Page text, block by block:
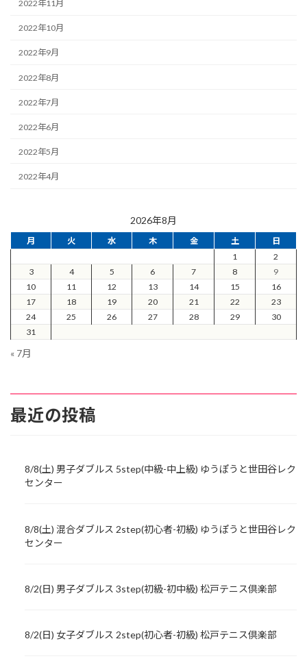
2022年11月
2022年10月
2022年9月
2022年8月
2022年7月
2022年6月
2022年5月
2022年4月
2026年8月
月 火 水 木 金 土
日
1
2
3
4 5 6 7 8
9
10
11 12 13 14 15
16
17
18 19 20 21 22
23
24
25 26 27 28 29
30
31
« 7月
最近の投稿
8/8(土) 男子ダブルス 5step(中級-中上級) ゆうぽうと世田谷レク
センター
8/8(土) 混合ダブルス 2step(初心者-初級) ゆうぽうと世田谷レク
センター
8/2(日) 男子ダブルス 3step(初級-初中級) 松戸テニス倶楽部
8/2(日) 女子ダブルス 2step(初心者-初級) 松戸テニス倶楽部